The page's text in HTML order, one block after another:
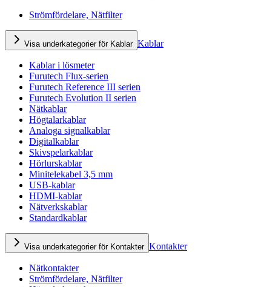
Strömfördelare, Nätfilter
Visa underkategorier för Kablar Kablar
Kablar i lösmeter
Furutech Flux-serien
Furutech Reference III serien
Furutech Evolution II serien
Nätkablar
Högtalarkablar
Analoga signalkablar
Digitalkablar
Skivspelarkablar
Hörlurskablar
Minitelekabel 3,5 mm
USB-kablar
HDMI-kablar
Nätverkskablar
Standardkablar
Visa underkategorier för Kontakter Kontakter
Nätkontakter
Strömfördelare, Nätfilter